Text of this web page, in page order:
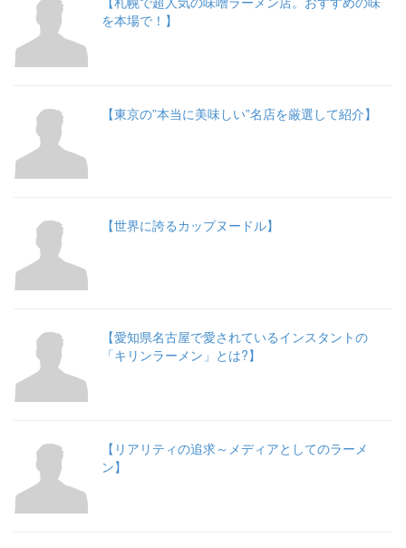
を本場で！】
【東京の”本当に美味しい”名店を厳選して紹介】
【世界に誇るカップヌードル】
【愛知県名古屋で愛されているインスタントの
「キリンラーメン」とは?】
【リアリティの追求～メディアとしてのラーメ
ン】